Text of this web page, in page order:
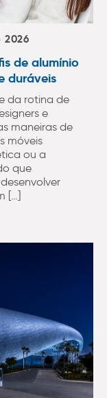
de alumínio
duráveis
da rotina de
e
maneiras de
móveis
ou a
que
[…]